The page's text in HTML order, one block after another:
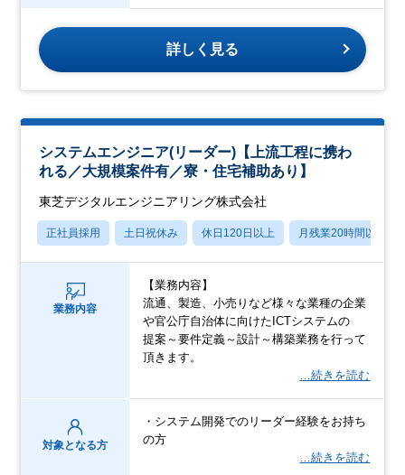
詳しく見る
システムエンジニア(リーダー)【上流工程に携わ
れる／大規模案件有／寮・住宅補助あり】
東芝デジタルエンジニアリング株式会社
正社員採用 土日祝休み 休日120日以上 月残業20時間以内
業務内容
【業務内容】
流通、製造、小売りなど様々な業種の企業
や官公庁自治体に向けたICTシステムの
提案～要件定義～設計～構築業務を行って
頂きます。
…続きを読む
対象となる方
・システム開発でのリーダー経験をお持ち
の方
…続きを読む